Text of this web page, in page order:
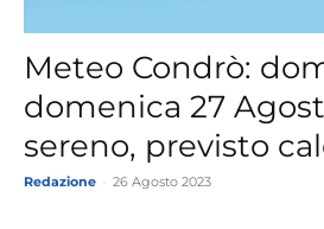
Meteo Condrò:
domenica 27
sereno, previsto
Redazione 26 Agosto 2023